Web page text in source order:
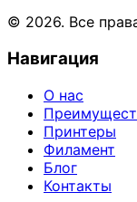
© 2026. Все
Навигация
О нас
Принтеры
Филамент
Блог
Контакты